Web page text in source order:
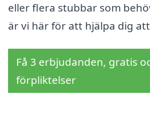
eller flera stubbar som
är vi här för att hjälpa dig
Få 3 erbjudanden, gratis
förpliktelser